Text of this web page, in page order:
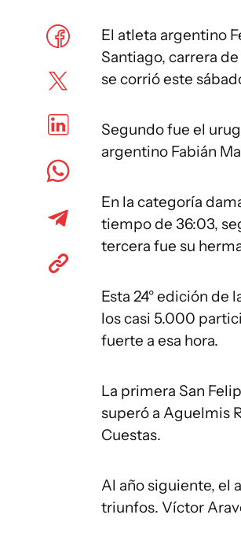
El atleta argentino
Santiago, carrera
se corrió este
Segundo fue el
argentino Fabián
En la categoría
tiempo de 36:03,
tercera fue su
Esta 24° edición
los casi 5.000
fuerte a esa hora.
La primera San
superó a Aguelmis
Cuestas.
Al año siguiente, el
triunfos. Víctor